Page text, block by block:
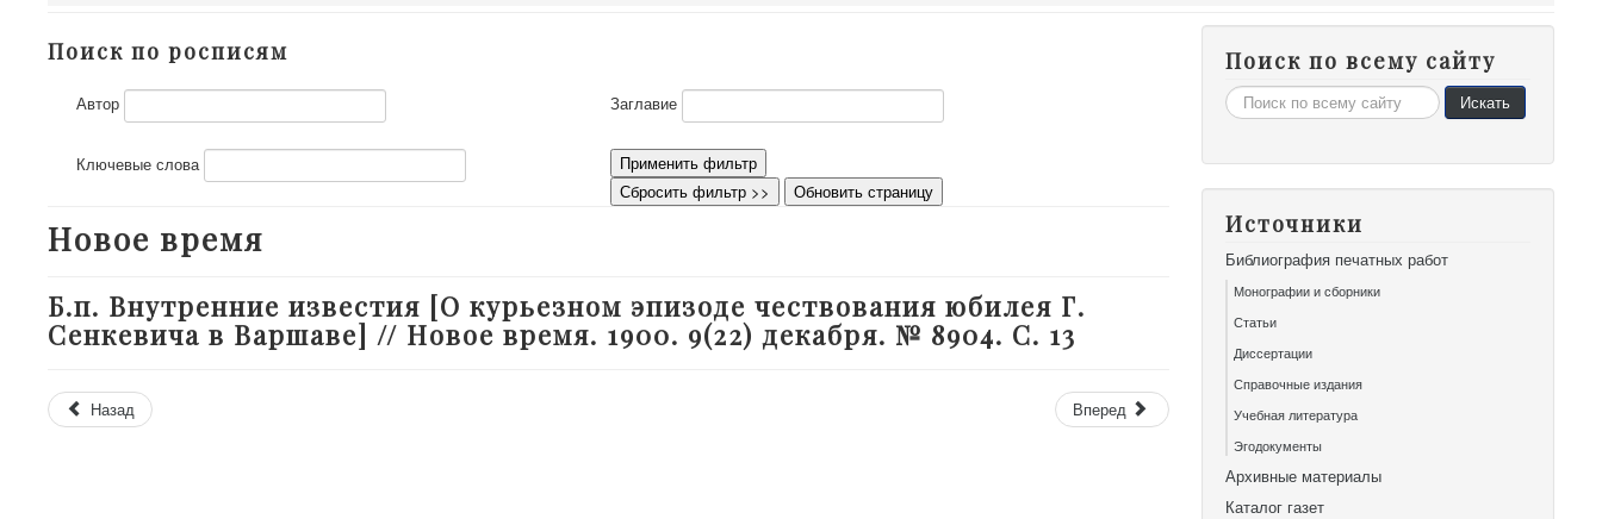
Поиск по росписям
Автор Заглавие
Ключевые слова
Применить фильтр
Сбросить фильтр >>
Обновить страницу
Новое время
Б.п. Внутренние известия [О курьезном эпизоде чествования юбилея Г.
Сенкевича в Варшаве] // Новое время. 1900. 9(22) декабря. № 8904. С. 13
Назад Вперед
Поиск по всему сайту
Искать... Искать
Источники
Библиография печатных работ
Монографии и сборники
Статьи
Диссертации
Справочные издания
Учебная литература
Эгодокументы
Архивные материалы
Каталог газет